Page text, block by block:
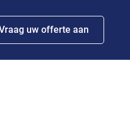
uw offerte aan